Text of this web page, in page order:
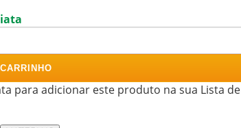
para adicionar este produto na sua Lista de